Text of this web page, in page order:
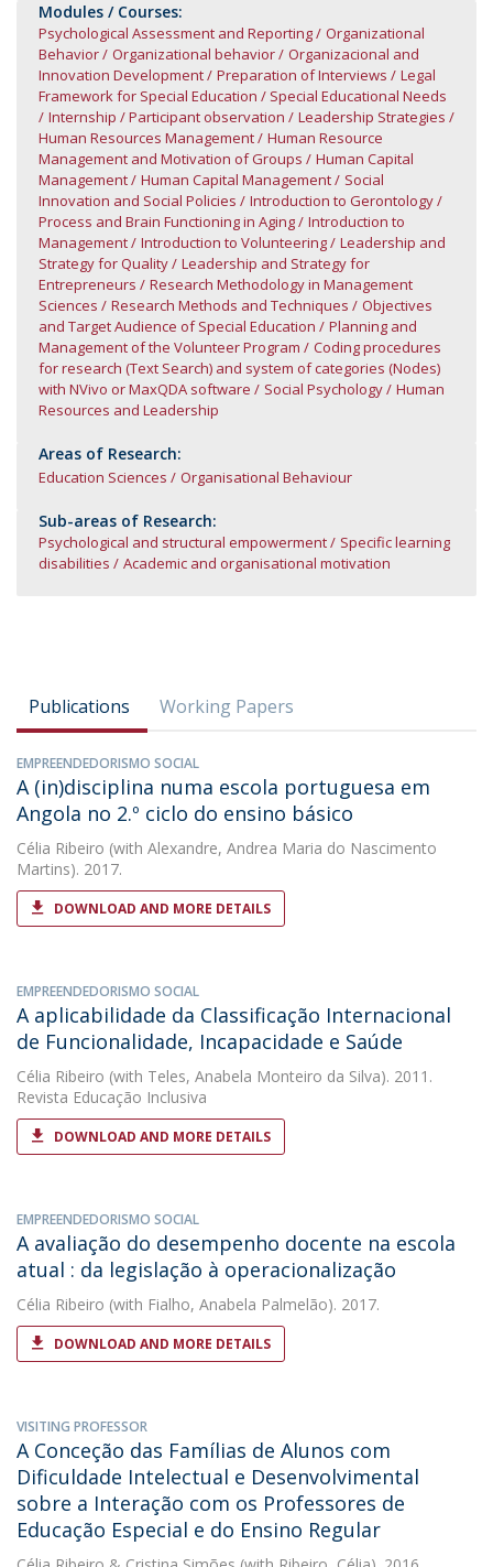
Modules / Courses:
Psychological Assessment and Reporting
Organizational
Behavior
Organizational behavior
Organizacional and
Innovation Development
Preparation of Interviews
Legal
Framework for Special Education / Special Educational Needs
Internship / Participant observation
Leadership Strategies
Human Resources Management
Human Resource
Management and Motivation of Groups
Human Capital
Management
Human Capital Management
Social
Innovation and Social Policies
Introduction to Gerontology /
Process and Brain Functioning in Aging
Introduction to
Management
Introduction to Volunteering
Leadership and
Strategy for Quality
Leadership and Strategy for
Entrepreneurs
Research Methodology in Management
Sciences
Research Methods and Techniques
Objectives
and Target Audience of Special Education
Planning and
Management of the Volunteer Program
Coding procedures
for research (Text Search) and system of categories (Nodes)
with NVivo or MaxQDA software
Social Psychology
Human
Resources and Leadership
Areas of Research:
Education Sciences Organisational Behaviour
Sub-areas of Research:
Psychological and structural empowerment
Specific learning
disabilities
Academic and organisational motivation
Publications Working Papers
EMPREENDEDORISMO SOCIAL
A (in)disciplina numa escola portuguesa em
Angola no 2.º ciclo do ensino básico
Célia Ribeiro (with Alexandre, Andrea Maria do Nascimento
Martins). 2017.
DOWNLOAD AND MORE DETAILS
EMPREENDEDORISMO SOCIAL
A aplicabilidade da Classificação Internacional
de Funcionalidade, Incapacidade e Saúde
Célia Ribeiro (with Teles, Anabela Monteiro da Silva). 2011.
Revista Educação Inclusiva
DOWNLOAD AND MORE DETAILS
EMPREENDEDORISMO SOCIAL
A avaliação do desempenho docente na escola
atual : da legislação à operacionalização
Célia Ribeiro (with Fialho, Anabela Palmelão). 2017.
DOWNLOAD AND MORE DETAILS
VISITING PROFESSOR
A Conceção das Famílias de Alunos com
Dificuldade Intelectual e Desenvolvimental
sobre a Interação com os Professores de
Educação Especial e do Ensino Regular